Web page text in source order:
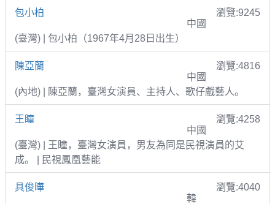
包小柏
瀏覽:9245
中國
(臺灣) | 包小柏（1967年4月28日出生）
陳亞蘭
瀏覽:4816
中國
(內地) | 陳亞蘭，臺灣女演員、主持人、歌仔戲藝人。
王瞳
瀏覽:4258
中國
(臺灣) | 王瞳，臺灣女演員，男友為同是民視演員的艾
成。 | 民視鳳凰藝能
具俊曄
瀏覽:4040
韓